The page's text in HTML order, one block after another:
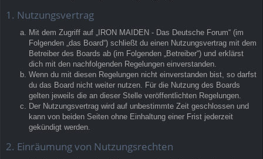
1. Nutzungsvertrag
Mit dem Zugriff auf „IRON MAIDEN - Das Deutsche Forum“ (im
Folgenden „das Board“) schließt du einen Nutzungsvertrag mit dem
Betreiber des Boards ab (im Folgenden „Betreiber“) und erklärst
dich mit den nachfolgenden Regelungen einverstanden.
Wenn du mit diesen Regelungen nicht einverstanden bist, so darfst
du das Board nicht weiter nutzen. Für die Nutzung des Boards
gelten jeweils die an dieser Stelle veröffentlichten Regelungen.
Der Nutzungsvertrag wird auf unbestimmte Zeit geschlossen und
kann von beiden Seiten ohne Einhaltung einer Frist jederzeit
gekündigt werden.
2. Einräumung von Nutzungsrechten